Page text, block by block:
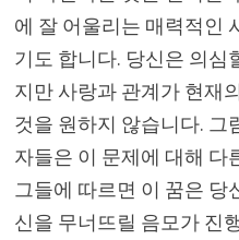
에 잘 어울리는 매력적인
기도 합니다. 당신은 의심
지만 사랑과 관계가 현재
것을 원하지 않습니다. 그
자들은 이 문제에 대해 다
그들에 따르면 이 꿈은 당
신을 무너뜨릴 음모가 진